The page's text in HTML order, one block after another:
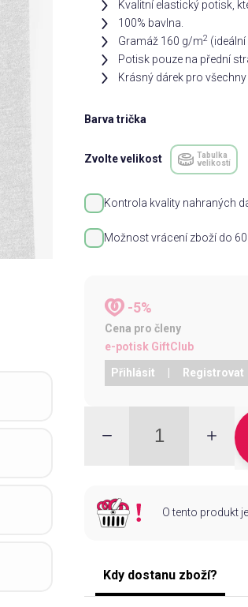
Kvalitní elastický potisk,
100% bavlna.
Gramáž 160 g/m2
Potisk pouze na přední
Krásný dárek pro
Barva trička
Zvolte velikost
Tabulka
velikostí
Kontrola kvality nahraných
Možnost vrácení zboží do
-5%
Cena pro členy
e-potisk GiftClub
Přihlásit Registrovat
O tento produkt
Kdy dostanu zboží?